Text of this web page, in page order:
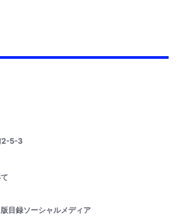
2-5-3
目録ソーシャルメディア